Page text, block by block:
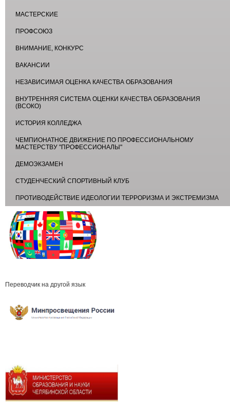
МАСТЕРСКИЕ
ПРОФСОЮЗ
ВНИМАНИЕ, КОНКУРС
ВАКАНСИИ
НЕЗАВИСИМАЯ ОЦЕНКА КАЧЕСТВА ОБРАЗОВАНИЯ
ВНУТРЕННЯЯ СИСТЕМА ОЦЕНКИ КАЧЕСТВА ОБРАЗОВАНИЯ
(ВСОКО)
ИСТОРИЯ КОЛЛЕДЖА
ЧЕМПИОНАТНОЕ ДВИЖЕНИЕ ПО ПРОФЕССИОНАЛЬНОМУ
МАСТЕРСТВУ "ПРОФЕССИОНАЛЫ"
ДЕМОЭКЗАМЕН
СТУДЕНЧЕСКИЙ СПОРТИВНЫЙ КЛУБ
ПРОТИВОДЕЙСТВИЕ ИДЕОЛОГИИ ТЕРРОРИЗМА И ЭКСТРЕМИЗМА
Переводчик на другой язык